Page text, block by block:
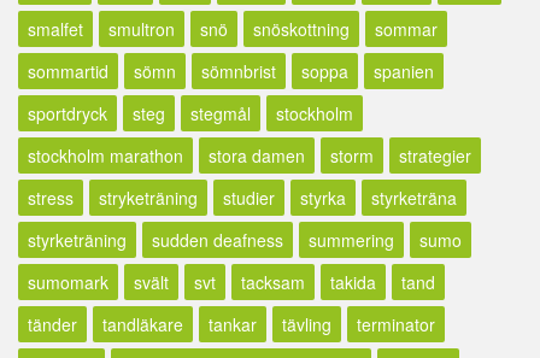
smalfet
smultron snö snöskottning
sommar
sommartid
sömn sömnbrist soppa
spanien
sportdryck
steg stegmål
stockholm
stockholm marathon
stora damen storm
strategier
stress
stryketräning studier styrka
styrketräna
styrketräning
sudden deafness summering
sumo
sumomark
svält svt tacksam takida
tand
tänder
tandläkare tankar tävling
terminator